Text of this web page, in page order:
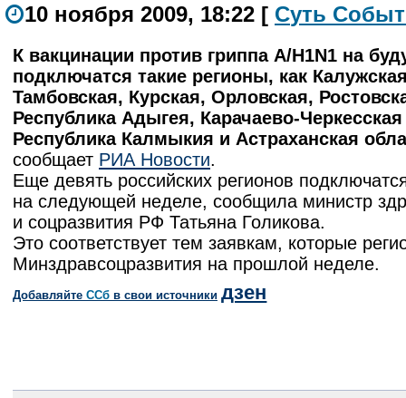
10 ноября 2009, 18:22 [ Суть Соб
К вакцинации против гриппа А/Н1N1 на
подключатся такие регионы, как
Тамбовская, Курская, Орловская,
Республика Адыгея, Карачаево-
Республика Калмыкия и Астраханская
сообщает РИА Новости.
Еще девять российских регионов
на следующей неделе, сообщила министр
и соцразвития РФ Татьяна Голикова.
Это соответствует тем заявкам, которые
Минздравсоцразвития на прошлой неделе.
Добавляйте CСб в свои источники дзен